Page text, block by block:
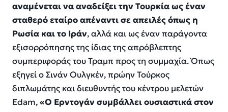
αναμένεται να αναδείξει την Τουρκία ως έναν
σταθερό εταίρο απέναντι σε απειλές όπως η
Ρωσία και το Ιράν, αλλά και ως έναν παράγοντα
εξισορρόπησης της ίδιας της απρόβλεπτης
συμπεριφοράς του Τραμπ προς τη συμμαχία. Όπως
εξηγεί ο Σινάν Ουλγκέν, πρώην Τούρκος
διπλωμάτης και διευθυντής του κέντρου μελετών
Edam,«Ο Ερντογάν συμβάλλει ουσιαστικά στον